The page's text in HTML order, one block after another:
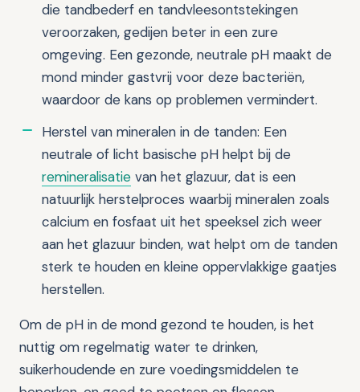
die tandbederf en tandvleesontstekingen
veroorzaken, gedijen beter in een zure
omgeving. Een gezonde, neutrale pH maakt de
mond minder gastvrij voor deze bacteriën,
waardoor de kans op problemen vermindert.
Herstel van mineralen in de tanden: Een
neutrale of licht basische pH helpt bij de
remineralisatie van het glazuur, dat is een
natuurlijk herstelproces waarbij mineralen zoals
calcium en fosfaat uit het speeksel zich weer
aan het glazuur binden, wat helpt om de tanden
sterk te houden en kleine oppervlakkige gaatjes
herstellen.
Om de pH in de mond gezond te houden, is het
nuttig om regelmatig water te drinken,
suikerhoudende en zure voedingsmiddelen te